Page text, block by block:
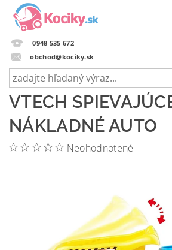
0948 535 672
obchod@kociky.sk
VTECH
NÁKLADNÉ AUTO
Neohodnotené